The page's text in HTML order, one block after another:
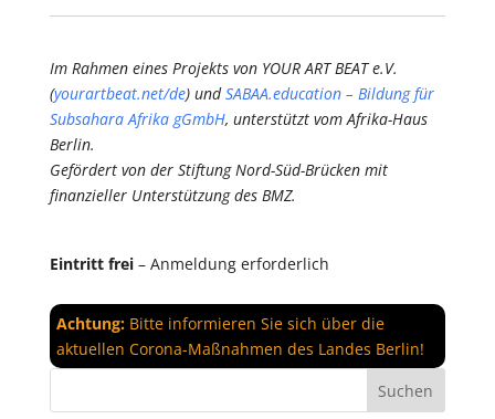
Im Rahmen eines Projekts von YOUR ART BEAT e.V.
(yourartbeat.net/de) undSABAA.education – Bildung für
Subsahara Afrika gGmbH, unterstützt vom Afrika-Haus
Berlin.
Gefördert von der Stiftung Nord-Süd-Brücken mit
finanzieller Unterstützung des BMZ.
Eintritt frei– Anmeldung erforderlich
Achtung:Bitte informieren Sie sich über die
aktuellen Corona-Maßnahmen des Landes Berlin!